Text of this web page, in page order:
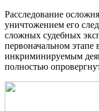
Расследование
уничтожением его
сложных судебных
первоначальном этапе
инкриминируемым
полностью